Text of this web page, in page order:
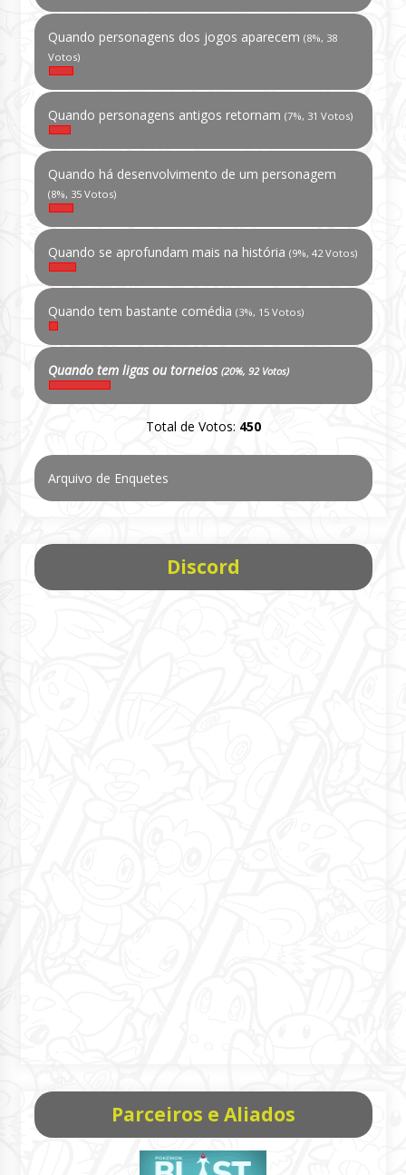
Quando personagens dos jogos aparecem (8%, 38
Votos)
Quando personagens antigos retornam (7%, 31 Votos)
Quando há desenvolvimento de um personagem
(8%, 35 Votos)
Quando se aprofundam mais na história (9%, 42 Votos)
Quando tem bastante comédia (3%, 15 Votos)
Quando tem ligas ou torneios (20%, 92 Votos)
Total de Votos: 450
Arquivo de Enquetes
Discord
Parceiros e Aliados